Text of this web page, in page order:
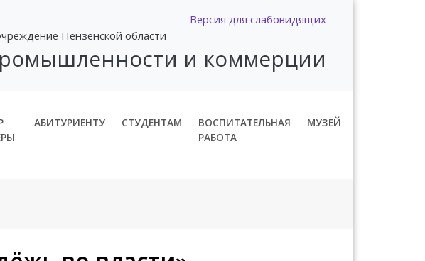
Версия для слабовидящих
Пензенской области
и коммерции
АБИТУРИЕНТУ СТУДЕНТАМ
ВОСПИТАТЕЛЬНАЯ
РАБОТА
МУЗЕЙ